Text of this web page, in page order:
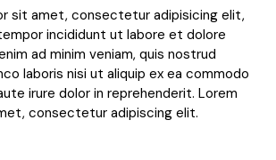
sit amet, consectetur adipisicing elit,
incididunt ut labore et dolore
ad minim veniam, quis nostrud
laboris nisi ut aliquip ex ea commodo
irure dolor in reprehenderit. Lorem
consectetur adipiscing elit.